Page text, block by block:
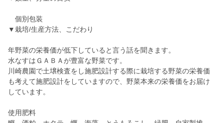
個別包装
▼栽培/生産方法、こだわり
年野菜の栄養価が低下していると言う話を聞きます。
水なすはＧＡＢＡが豊富な野菜です。
川崎農園で土壌検査をし施肥設計する際に栽培する野菜の栄養価
も考えて施肥設計をしていますので、野菜本来の栄養価をお届け
しています。
使用肥料